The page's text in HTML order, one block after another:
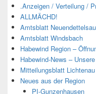
.Anzeigen / Verteilung /
ALLMÄCHD!
Amtsblatt Neuendettelsau
Amtsblatt Windsbach
Habewind Region –
Habewind-News –
Mitteilungsblatt Lichtenau
Neues aus der Region
PI-Gunzenhausen